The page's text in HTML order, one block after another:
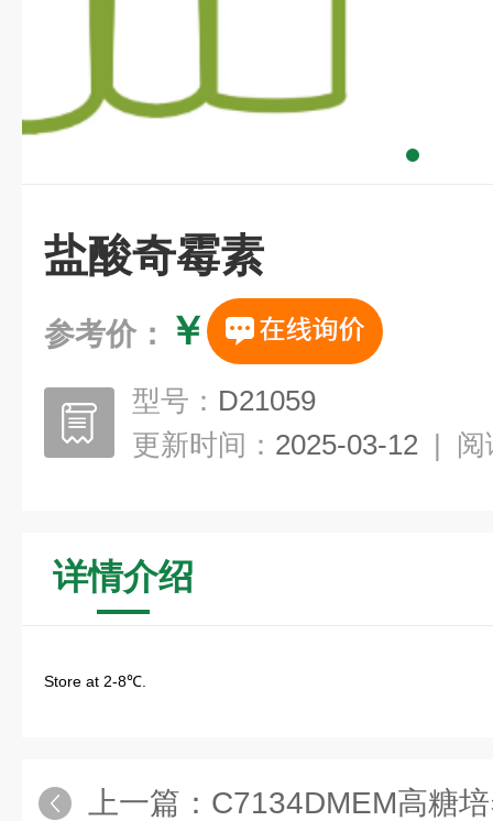
盐酸奇霉素
参考价： ￥
型号： D21059
更新时间： 2025-03-12 | 阅
详情介绍
Store at 2-8℃.
上一篇： C7134DMEM高糖培养基（含